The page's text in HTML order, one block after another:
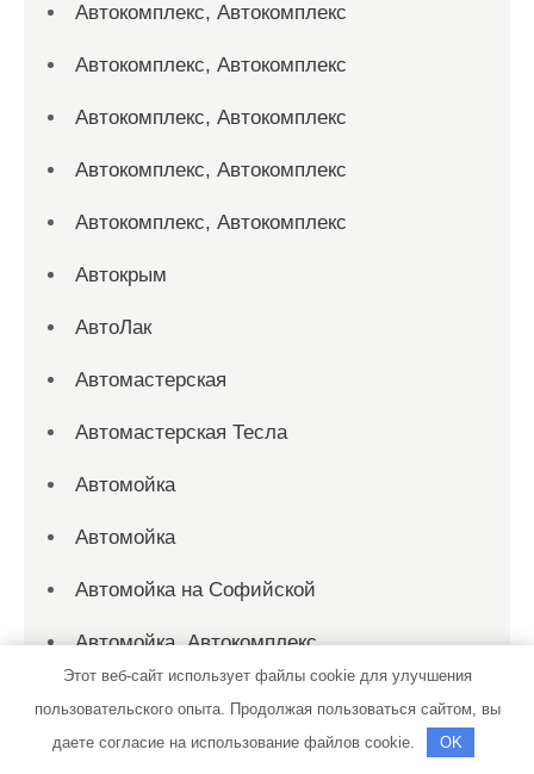
Автокомплекс, Автокомплекс
Автокомплекс, Автокомплекс
Автокомплекс, Автокомплекс
Автокомплекс, Автокомплекс
Автокомплекс, Автокомплекс
Автокрым
АвтоЛак
Автомастерская
Автомастерская Тесла
Автомойка
Автомойка
Автомойка на Софийской
Автомойка, Автокомплекс
Автомойка, выездная служба отогрева
Этот веб-сайт использует файлы cookie для улучшения
пользовательского опыта. Продолжая пользоваться сайтом, вы
даете согласие на использование файлов cookie.
OK